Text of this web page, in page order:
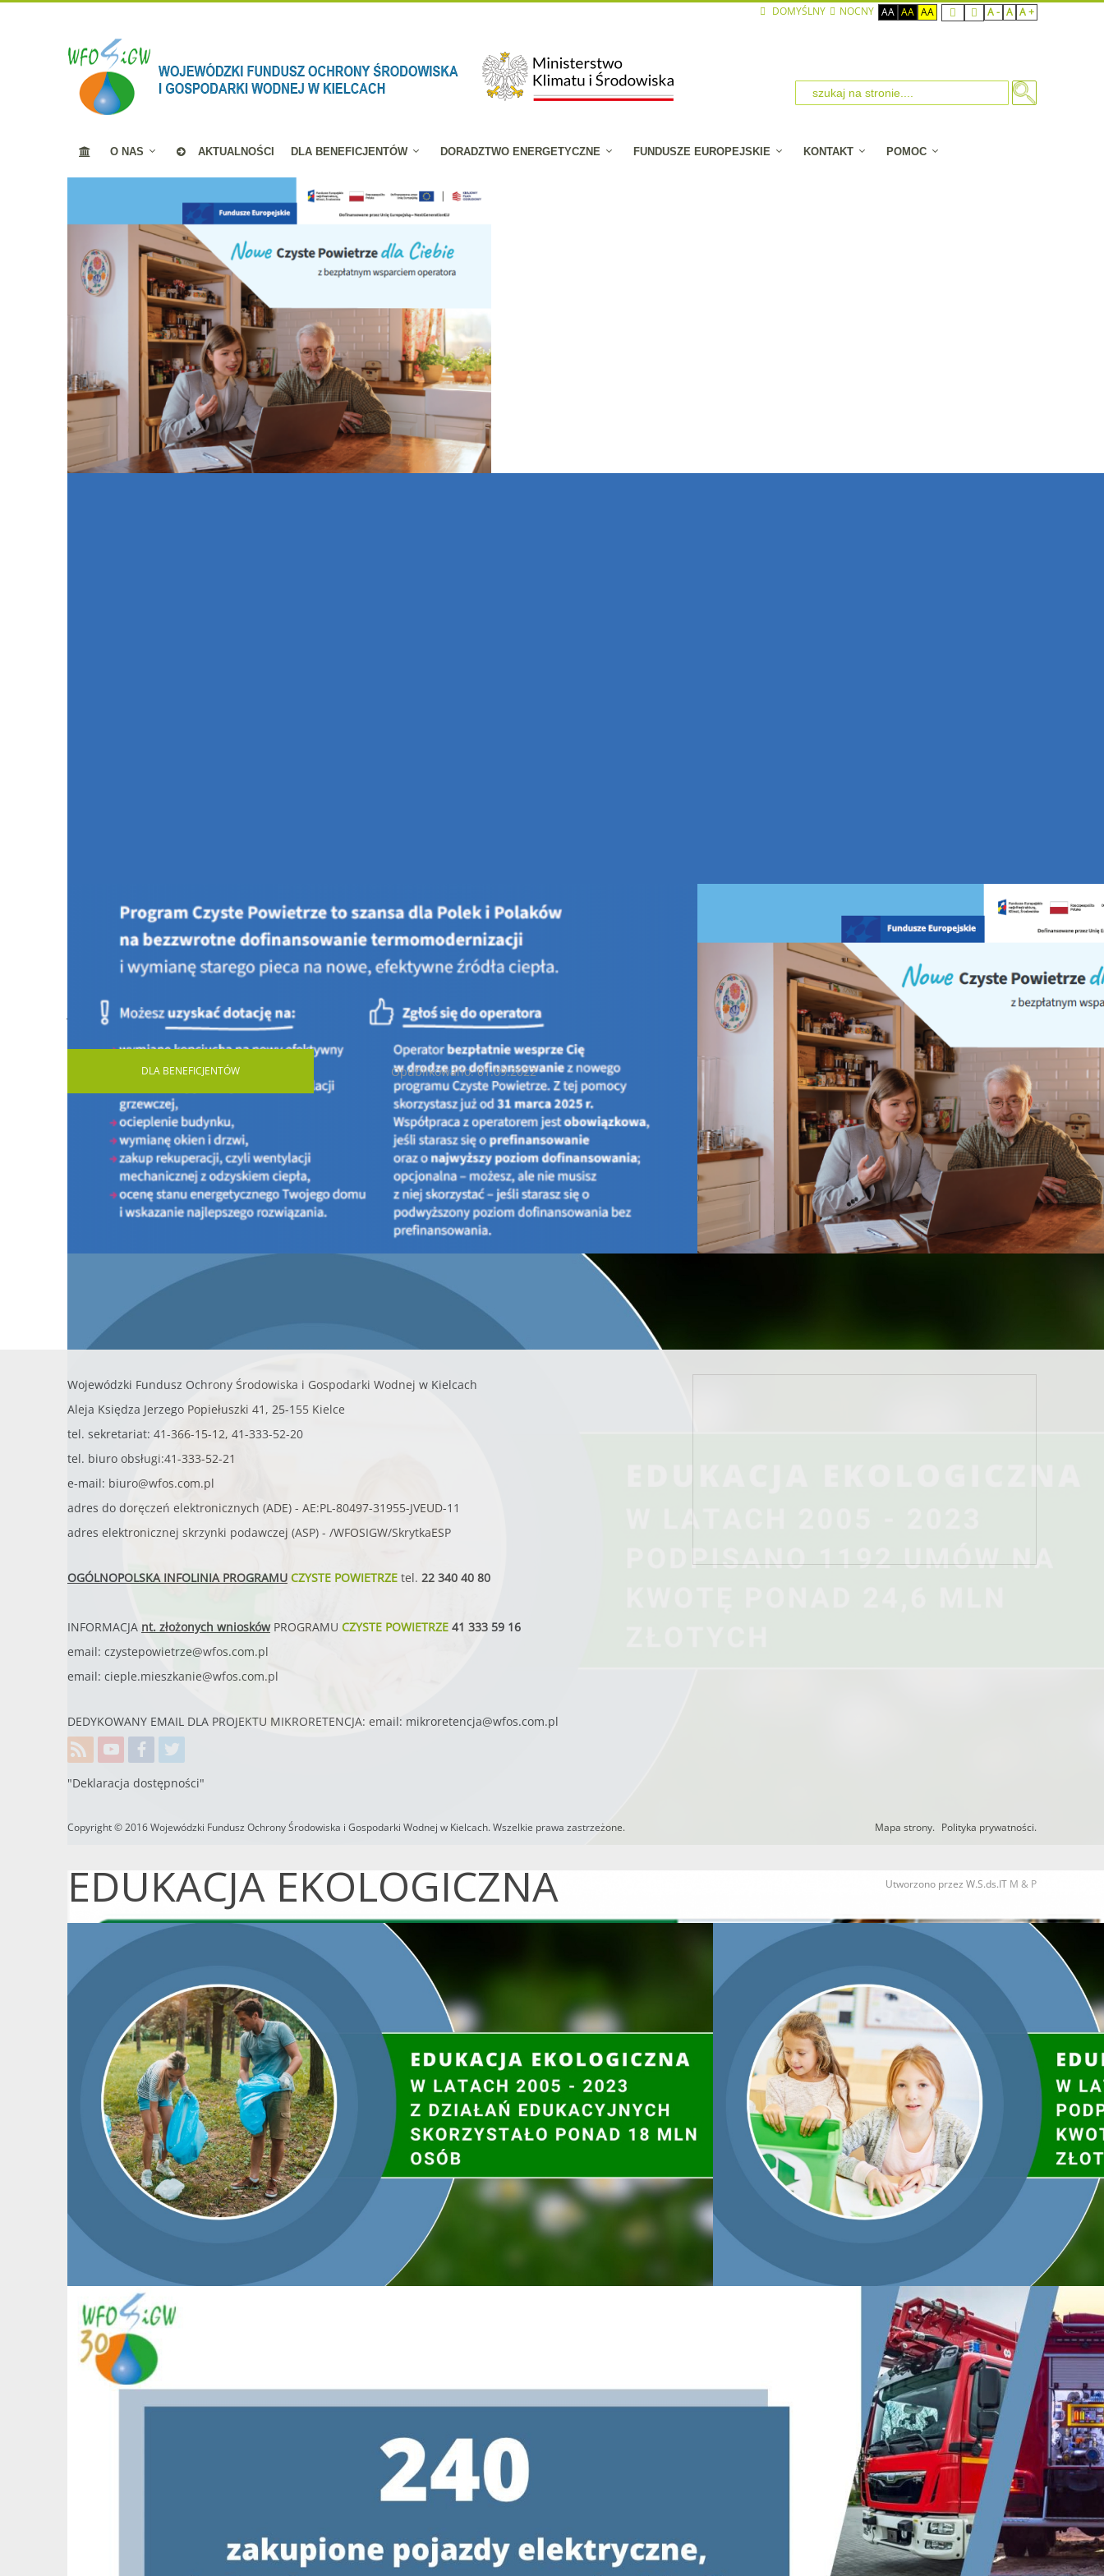
DOMYŚLNY NOCNY AA AA AA A - A A +
O NAS AKTUALNOŚCI DLA BENEFICJENTÓW DORADZTWO ENERGETYCZNE FUNDUSZE EUROPEJSKIE KONTAKT POMOC
EDUKACJA EKOLOGICZNA
Jesteś tutaj:STRONA GŁÓWNA AKTUALNOŚCI Wstrzymanie naboru w ramach „Ogólnopolskiego programu finansowania usuwania wyrobów zawierających azbest”
Wstrzymanie naboru w ramach „Ogólnopolskiego programu finansowania usuwania wyrobów zawierających azbest”
Opublikowano: 01.09.2022
Wojewódzki Funduszu Ochrony Środowiska i Gospodarki Wodnej w Kielcachwstrzymuje przyjmowanie wniosków w
ogłoszonym naborze w ramach „Ogólnopolskiego programu finansowania usuwania wyrobów zawierających azbest”,
ze względu na osiągnięcie kwoty przeznaczonej na dofinansowanie zadań.
oryginał ogłoszenia
DLABENEFICJENTÓW
PROGRAM CZYSTE POWIETRZE
INFORMACJE OGÓLNE O PROGRAMIE
PORTAL BENEFICJENTA
KONTAKT
DOKUMENTY DO ZAPOZNANIA
LISTA URZĄDZEŃ GRZEWCZYCH
2026 r.
PROGRAM MOJA WODA
AKTUALNOŚCI - Doradcy Energetyczni
Wojewódzki Fundusz Ochrony Środowiska i Gospodarki Wodnej w Kielcach
Aleja Księdza Jerzego Popiełuszki 41, 25-155 Kielce
tel. sekretariat: 41-366-15-12, 41-333-52-20
tel. biuro obsługi:41-333-52-21
e-mail: biuro@wfos.com.pl
adres do doręczeń elektronicznych (ADE) - AE:PL-80497-31955-JVEUD-11
adres elektronicznej skrzynki podawczej (ASP) - /WFOSIGW/SkrytkaESP
OGÓLNOPOLSKA INFOLINIA PROGRAMU CZYSTE POWIETRZE tel. 22 340 40 80
INFORMACJA nt. złożonych wnioskówPROGRAMU CZYSTE POWIETRZE 41 333 59 16
email: czystepowietrze@wfos.com.pl
email: cieple.mieszkanie@wfos.com.pl
DEDYKOWANY EMAIL DLA PROJEKTU MIKRORETENCJA: email: mikroretencja@wfos.com.pl
"Deklaracja dostępności"
Copyright © 2016 Wojewódzki Fundusz Ochrony Środowiska i Gospodarki Wodnej w Kielcach. Wszelkie prawa zastrzeżone. Mapa strony. Polityka prywatności.
Utworzono przez W.S.ds.IT M & P